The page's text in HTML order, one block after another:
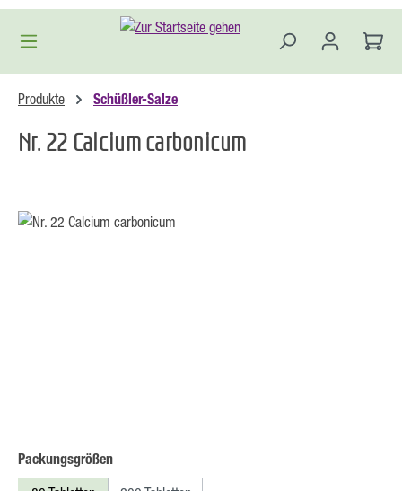
Zum Hauptinhalt springen
Produkte Schüßler-Salze
Nr. 22 Calcium carbonicum
Bildergalerie überspringen
Packungsgrößenauswählen